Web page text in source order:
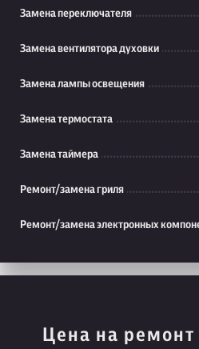
Замена переключателя
Замена вентилятора духовки
Замена лампы освещения
Замена термостата
Замена таймера
Ремонт/замена гриля
Ремонт/замена электронных
Цена на